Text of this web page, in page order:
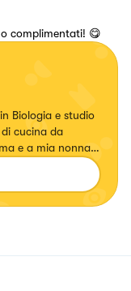
complimentati! 😋
Biologia e studio
cucina da
e a mia nonna
il cibo. La mia è
al passato.♥️